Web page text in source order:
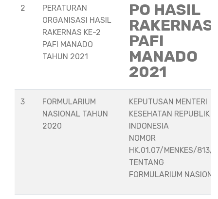
2
PERATURAN
ORGANISASI HASIL
RAKERNAS KE-2
PAFI MANADO
TAHUN 2021
PO HASIL
RAKERNAS
PAFI
MANADO
2021
3
FORMULARIUM
NASIONAL TAHUN
2020
KEPUTUSAN MENTERI
KESEHATAN REPUBLIK
INDONESIA
NOMOR
HK.01.07/MENKES/813/
TENTANG
FORMULARIUM